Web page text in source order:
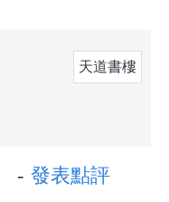
天道書樓
- 發表點評